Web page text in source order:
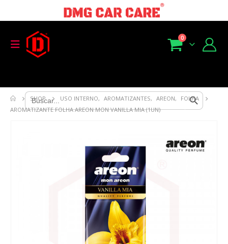
Search
for:
Search Button
0
SHOP USO INTERNO, AROMATIZANTES, AREON,
FOLHA
AROMATIZANTE FOLHA AREON MON VANILLA MIA (1UN)